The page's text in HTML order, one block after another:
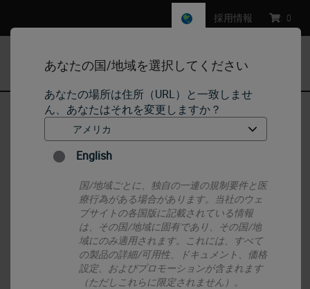
あなたの国/地域を選択してください
あなたの場所は住所（URL）と一致しませ
ん、あなたはそれを変更しますか？
English
国/地域ごとに、独自の一連の規制要件と医
療行為がある場合があります。当社のウェ
ブサイトの各国版に記載されている情報
は、その国/地域に固有であり、その国/地
域にのみ適用されます。これには、すべて
の製品の詳細/可用性、ドキュメント、価格
設定、およびプロモーションが含まれます
（ただしこれらに限定されません）。
採用情報 : 0
Histology Consumables
IP Biopsy Cassette